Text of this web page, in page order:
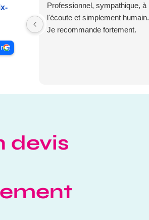
Professionnel, sympathique, à
l'écoute et simplement humain.
Je recommande fortement.
devis